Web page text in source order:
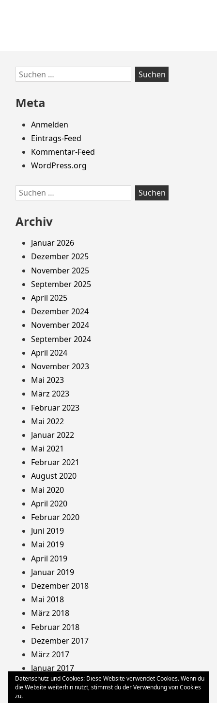
Zum
Footer
springen
Suchen
nach:
Meta
Anmelden
Eintrags-Feed
Kommentar-Feed
WordPress.org
Suchen
nach:
Archiv
Januar 2026
Dezember 2025
November 2025
September 2025
April 2025
Dezember 2024
November 2024
September 2024
April 2024
November 2023
Mai 2023
März 2023
Februar 2023
Mai 2022
Januar 2022
Mai 2021
Februar 2021
August 2020
Mai 2020
April 2020
Februar 2020
Juni 2019
Mai 2019
April 2019
Januar 2019
Dezember 2018
Mai 2018
März 2018
Februar 2018
Dezember 2017
März 2017
Januar 2017
August 2013
Datenschutz und Cookies: Diese Website verwendet Cookies. Wenn du
die Website weiterhin nutzt, stimmst du der Verwendung von Cookies
zu.